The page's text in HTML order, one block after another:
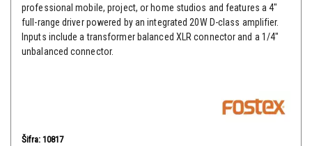
professional mobile, project, or home studios and features a 4"
full-range driver powered by an integrated 20W D-class amplifier.
Inputs include a transformer balanced XLR connector and a 1/4"
unbalanced connector.
Šifra: 10817